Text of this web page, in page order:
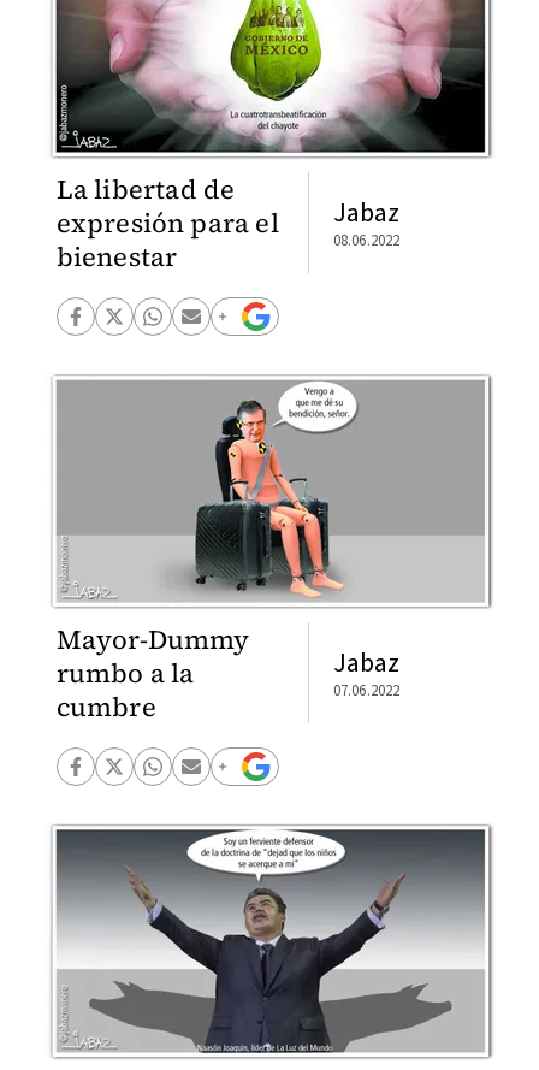
La libertad de
expresión para el
bienestar
Jabaz
08.06.2022
Mayor-Dummy
rumbo a la
cumbre
Jabaz
07.06.2022